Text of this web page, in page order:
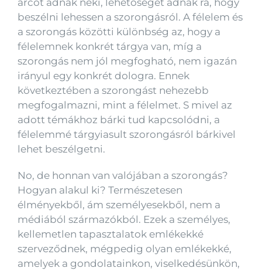
beszélni lehessen a szorongásról. A félelem és
a szorongás közötti különbség az, hogy a
félelemnek konkrét tárgya van, míg a
szorongás nem jól megfogható, nem igazán
irányul egy konkrét dologra. Ennek
következtében a szorongást nehezebb
megfogalmazni, mint a félelmet. S mivel az
adott témákhoz bárki tud kapcsolódni, a
félelemmé tárgyiasult szorongásról bárkivel
lehet beszélgetni.
No, de honnan van valójában a szorongás?
Hogyan alakul ki? Természetesen
élményekből, ám személyesekből, nem a
médiából származókból. Ezek a személyes,
kellemetlen tapasztalatok emlékekké
szerveződnek, mégpedig olyan emlékekké,
amelyek a gondolatainkon, viselkedésünkön,